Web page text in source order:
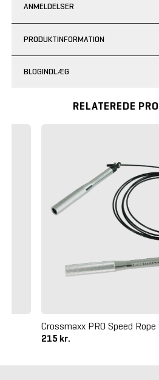
ANMELDELSER
PRODUKTINFORMATION
BLOGINDLÆG
RELATEREDE
Crossmaxx PRO Speed
215 kr.